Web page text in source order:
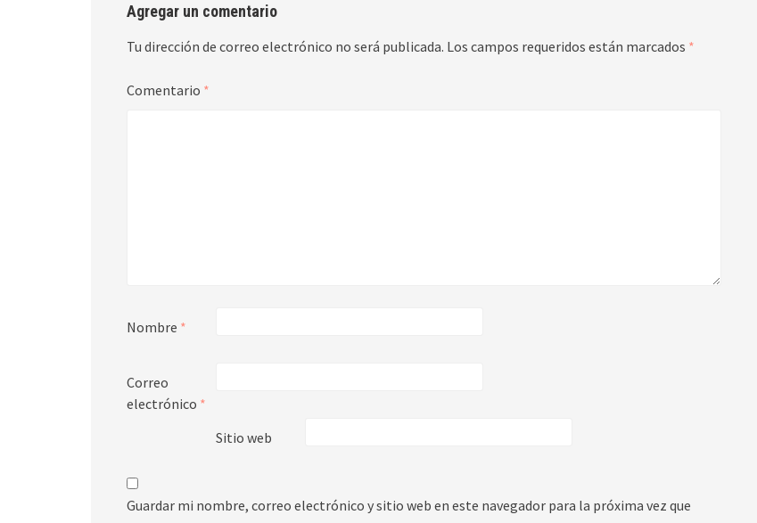
Agregar un comentario
Tu dirección de correo electrónico no será publicada. Los campos requeridos están marcados *
Comentario *
Nombre *
Correo
electrónico *
Sitio web
Guardar mi nombre, correo electrónico y sitio web en este navegador para la próxima vez que